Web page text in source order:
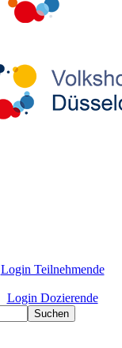
Login Teilnehmende
Login Dozierende
Suchen